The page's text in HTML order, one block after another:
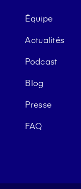
Équipe
Actualités
Podcast
Blog
Presse
FAQ